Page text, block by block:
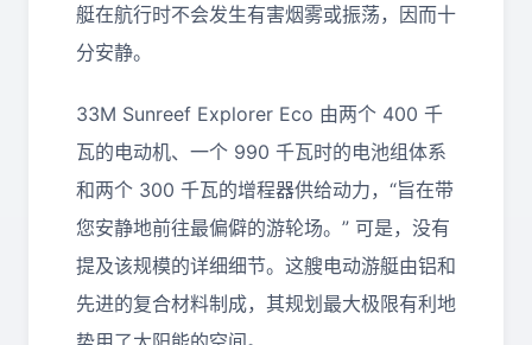
艇在航行时不会发生有害烟雾或振荡，因而十
分安静。
33M Sunreef Explorer Eco 由两个 400 千
瓦的电动机、一个 990 千瓦时的电池组体系
和两个 300 千瓦的增程器供给动力，“旨在带
您安静地前往最偏僻的游轮场。” 可是，没有
提及该规模的详细细节。这艘电动游艇由铝和
先进的复合材料制成，其规划最大极限有利地